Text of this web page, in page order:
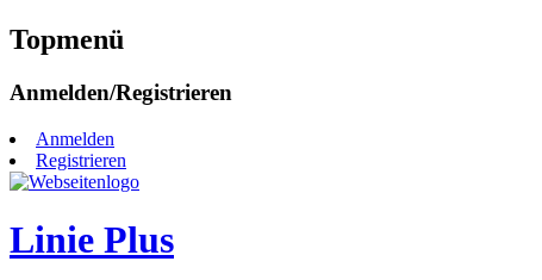
Topmenü
Zum
springen
Anmelden/Registrieren
Anmelden
Registrieren
Linie Plus